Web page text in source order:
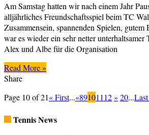
Am Samstag hatten wir nach einem Jahr
alljährliches Freundschaftsspiel beim TC
Zusammensein, spannenden Spielen, gutem
war es wieder ein sehr netter unterhaltsamer
Alex und Albe für die Organisation
Read More »
Share
Page 10 of 21« First...«89101112» 20...
Tennis News